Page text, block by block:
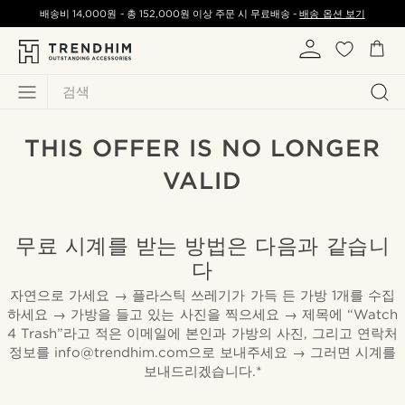
검색
배송비14,000원 - 총 152,000원 이상 주문 시 무료배송 -배송 옵션 보기
THIS OFFER IS NO LONGER
VALID
무료 시계를 받는 방법은 다음과 같습니
다
자연으로 가세요 → 플라스틱 쓰레기가 가득 든 가방 1개를 수집
하세요 → 가방을 들고 있는 사진을 찍으세요 → 제목에 “Watch
4 Trash”라고 적은 이메일에 본인과 가방의 사진, 그리고 연락처
정보를 info@trendhim.com으로 보내주세요 → 그러면 시계를
보내드리겠습니다.*